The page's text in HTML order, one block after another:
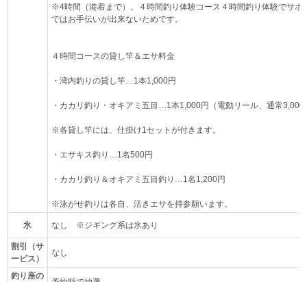
※4時間（港着まで）。４時間釣り体験コース４時間釣り体験でサ
ではお手伝いが出来ないためです。
４時間コースの貸し竿＆エサ料金
・湾内釣りの貸し竿…1本1,000円
・カカリ釣り・オキアミ五目…1本1,000円（電動リール、通常3,000
※各貸し竿には、仕掛け1セットが付きます。
・エサキス釣り…1名500円
・カカリ釣り＆オキアミ五目釣り…1名1,200円
※泳がせ釣りは各自、活きエサを持参願います。
氷 なし ※ジギング系は氷あり
割引（サ
ービス）
なし
釣り座の